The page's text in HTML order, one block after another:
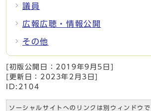
議員
広報広聴・情報公開
その他
[初版公開日： 2019年9月5日
[更新日： 2023年2月3日
ID:2104
ソーシャルサイトへのリンクは別ウィンドウで